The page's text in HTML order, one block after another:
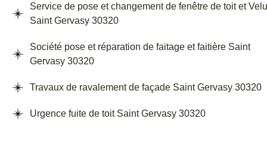
Service de pose et changement de fenêtre de toit et
Saint Gervasy 30320
Société pose et réparation de faitage et faitière Saint
Gervasy 30320
Travaux de ravalement de façade Saint Gervasy 30320
Urgence fuite de toit Saint Gervasy 30320